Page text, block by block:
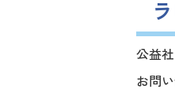
公益
お問